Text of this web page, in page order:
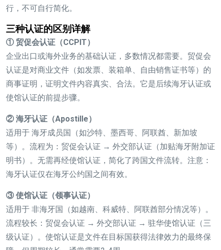
行，不可自行简化。
三种认证的区别详解
① 贸促会认证（CCPIT）
企业出口或海外业务的基础认证，多数情况都需要。贸促会
认证是对商业文件（如发票、装箱单、自由销售证书等）的
商事证明，证明文件内容真实、合法。它是后续海牙认证或
使馆认证的前提步骤。
② 海牙认证（Apostille）
适用于 海牙成员国（如沙特、墨西哥、阿联酋、新加坡
等）。流程为：贸促会认证 → 外交部认证（加贴海牙附加证
明书）。无需再经使馆认证，简化了跨国文件流转。注意：
海牙认证仅在海牙公约国之间有效。
③ 使馆认证（领事认证）
适用于 非海牙国（如越南、科威特、阿联酋部分情况等）。
流程较长：贸促会认证 → 外交部认证 → 驻华使馆认证（三
级认证）。使馆认证是文件在目标国获得法律效力的最终保